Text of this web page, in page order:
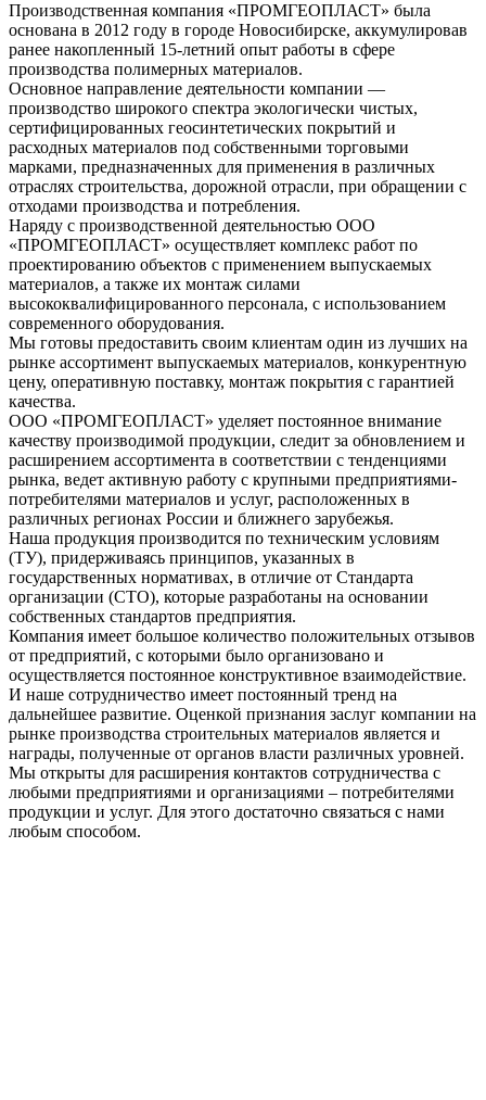
Производственная компания «ПРОМГЕОПЛАСТ» была
основана в 2012 году в городе Новосибирске, аккумулировав
ранее накопленный 15-летний опыт работы в сфере
производства полимерных материалов.
Основное направление деятельности компании —
производство широкого спектра экологически чистых,
сертифицированных геосинтетических покрытий и
расходных материалов под собственными торговыми
марками, предназначенных для применения в различных
отраслях строительства, дорожной отрасли, при обращении с
отходами производства и потребления.
Наряду с производственной деятельностью ООО
«ПРОМГЕОПЛАСТ» осуществляет комплекс работ по
проектированию объектов с применением выпускаемых
материалов, а также их монтаж силами
высококвалифицированного персонала, с использованием
современного оборудования.
Мы готовы предоставить своим клиентам один из лучших на
рынке ассортимент выпускаемых материалов, конкурентную
цену, оперативную поставку, монтаж покрытия с гарантией
качества.
ООО «ПРОМГЕОПЛАСТ» уделяет постоянное внимание
качеству производимой продукции, следит за обновлением и
расширением ассортимента в соответствии с тенденциями
рынка, ведет активную работу с крупными предприятиями-
потребителями материалов и услуг, расположенных в
различных регионах России и ближнего зарубежья.
Наша продукция производится по техническим условиям
(ТУ), придерживаясь принципов, указанных в
государственных нормативах, в отличие от Стандарта
организации (СТО), которые разработаны на основании
собственных стандартов предприятия.
Компания имеет большое количество положительных отзывов
от предприятий, с которыми было организовано и
осуществляется постоянное конструктивное взаимодействие.
И наше сотрудничество имеет постоянный тренд на
дальнейшее развитие. Оценкой признания заслуг компании на
рынке производства строительных материалов является и
награды, полученные от органов власти различных уровней.
Мы открыты для расширения контактов сотрудничества с
любыми предприятиями и организациями – потребителями
продукции и услуг. Для этого достаточно связаться с нами
любым способом.